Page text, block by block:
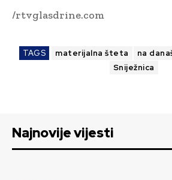
/rtvglasdrine.com
TAGS materijalna šteta na
Sniježnica
Najnovije vijesti